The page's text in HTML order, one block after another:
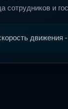
сотрудников и
движения